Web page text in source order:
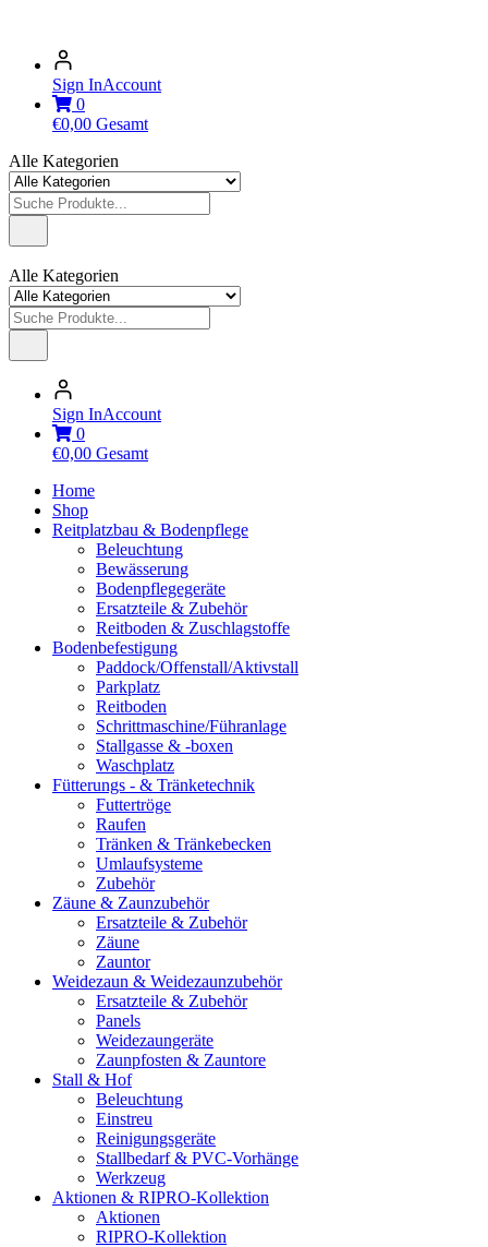
Sign InAccount
0
€0,00 Gesamt
Alle Kategorien
Alle Kategorien
Sign InAccount
0
€0,00 Gesamt
Home
Shop
Reitplatzbau & Bodenpflege
Beleuchtung
Bewässerung
Bodenpflegegeräte
Ersatzteile & Zubehör
Reitboden & Zuschlagstoffe
Bodenbefestigung
Paddock/Offenstall/Aktivstall
Parkplatz
Reitboden
Schrittmaschine/Führanlage
Stallgasse & -boxen
Waschplatz
Fütterungs - & Tränketechnik
Futtertröge
Raufen
Tränken & Tränkebecken
Umlaufsysteme
Zubehör
Zäune & Zaunzubehör
Ersatzteile & Zubehör
Zäune
Zauntor
Weidezaun & Weidezaunzubehör
Ersatzteile & Zubehör
Panels
Weidezaungeräte
Zaunpfosten & Zauntore
Stall & Hof
Beleuchtung
Einstreu
Reinigungsgeräte
Stallbedarf & PVC-Vorhänge
Werkzeug
Aktionen & RIPRO-Kollektion
Aktionen
RIPRO-Kollektion